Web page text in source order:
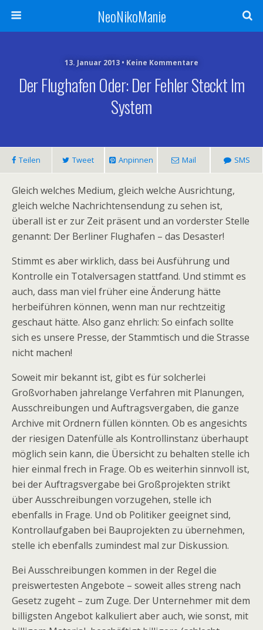
NeoNikoManie
13. Januar 2013 • Keine Kommentare
Der Flughafen Oder: Der Fehler Steckt Im
System
Teilen Tweet Anpinnen Mail SMS
Gleich welches Medium, gleich welche Ausrichtung,
gleich welche Nachrichtensendung zu sehen ist,
überall ist er zur Zeit präsent und an vorderster Stelle
genannt: Der Berliner Flughafen – das Desaster!
Stimmt es aber wirklich, dass bei Ausführung und
Kontrolle ein Totalversagen stattfand. Und stimmt es
auch, dass man viel früher eine Änderung hätte
herbeiführen können, wenn man nur rechtzeitig
geschaut hätte. Also ganz ehrlich: So einfach sollte
sich es unsere Presse, der Stammtisch und die Strasse
nicht machen!
Soweit mir bekannt ist, gibt es für solcherlei
Großvorhaben jahrelange Verfahren mit Planungen,
Ausschreibungen und Auftragsvergaben, die ganze
Archive mit Ordnern füllen könnten. Ob es angesichts
der riesigen Datenfülle als Kontrollinstanz überhaupt
möglich sein kann, die Übersicht zu behalten stelle ich
hier einmal frech in Frage. Ob es weiterhin sinnvoll ist,
bei der Auftragsvergabe bei Großprojekten strikt
über Ausschreibungen vorzugehen, stelle ich
ebenfalls in Frage. Und ob Politiker geeignet sind,
Kontrollaufgaben bei Bauprojekten zu übernehmen,
stelle ich ebenfalls zumindest mal zur Diskussion.
Bei Ausschreibungen kommen in der Regel die
preiswertesten Angebote – soweit alles streng nach
Gesetz zugeht – zum Zuge. Der Unternehmer mit dem
billigsten Angebot kalkuliert aber auch, wie sonst, mit